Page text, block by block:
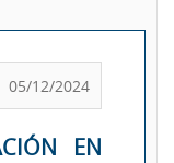
05/12/2024
EN